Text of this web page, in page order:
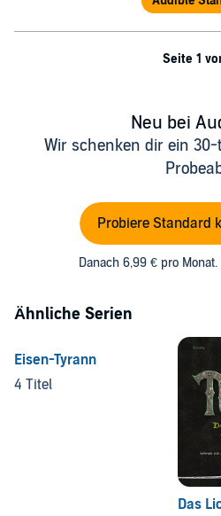
Seite 1
Neu bei
Wir schenken dir ein 30-
Probiere Standard
Danach 6,99 € pro
Ähnliche Serien
Eisen-Tyrann
4 Titel
Das